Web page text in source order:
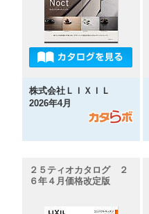
株式会社ＬＩＸＩＬ
2026年4月
２５ティオカタログ ２
６年４月価格改定版